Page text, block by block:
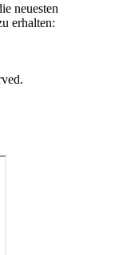
neuesten
erhalten: